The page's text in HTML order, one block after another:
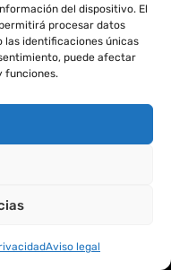
del dispositivo. El
procesar datos
las identificaciones únicas
puede afectar
funciones.
Aviso legal
muy